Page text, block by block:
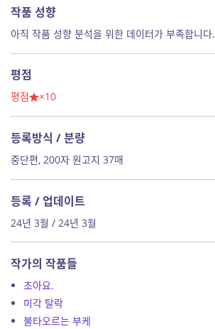
작품 성향
아직 작품 성향 분석을 위한 데이터가 부족합니다.
평점
평점 ×10
등록방식 / 분량
중단편, 200자 원고지 37매
등록 / 업데이트
24년 3월 / 24년 3월
작가의 작품들
조아요.
미각 탈락
불타오르는 부케